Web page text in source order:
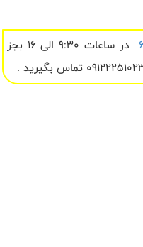
در ساعات 9:30 الی 16 بجز